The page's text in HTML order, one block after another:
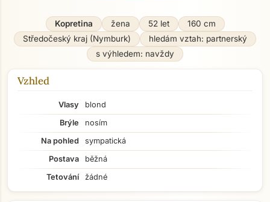
Kopretina žena 52 let
160 cm
Středočeský kraj (Nymburk)
hledám vztah: partnerský
s výhledem: navždy
Vzhled
Vlasy
blond
Brýle
nosím
Na pohled
sympatická
Postava
běžná
Tetování
žádné